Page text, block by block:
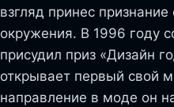
взгляд принес признание
окружения. В 1996 году
присудил приз «Дизайн
открывает первый свой
направление в моде он